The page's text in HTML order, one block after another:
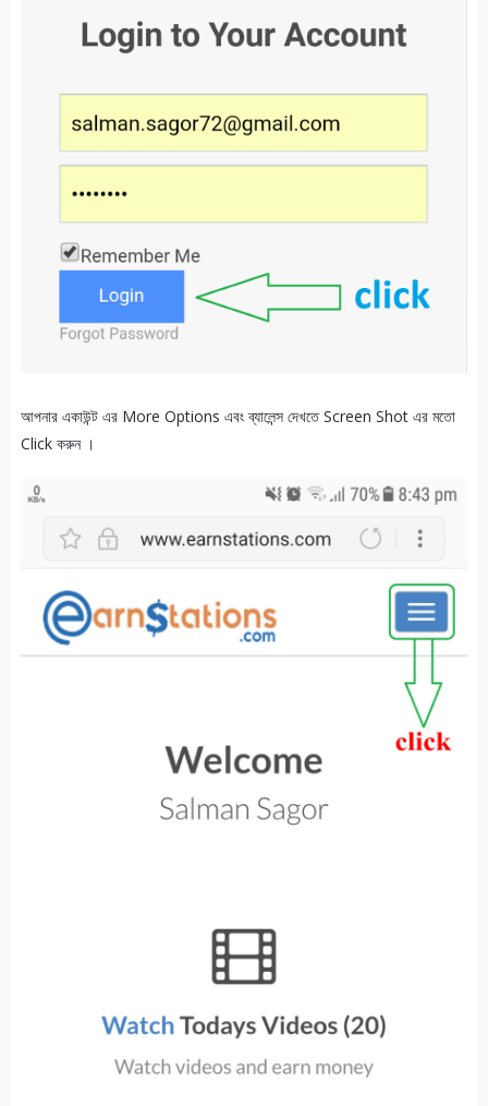
আপনার একাউন্ট এর More Options এবং ব্যালেন্স দেখতে Screen Shot এর মতো
Click করুন ।